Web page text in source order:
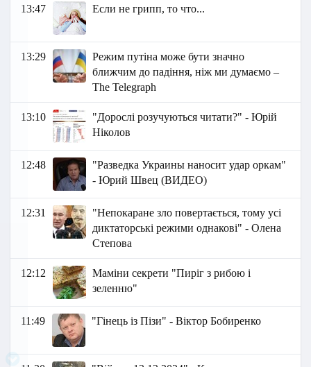
13:47 Если не грипп, то что...
13:29
Режим путіна може бути значно
ближчим до падіння, ніж ми думаємо –
The Telegraph
13:10
"Дорослі розучуються читати?" - Юрій
Ніколов
12:48
"Разведка Украины наносит удар оркам"
- Юрий Швец (ВИДЕО)
12:31
"Непокаране зло повертається, тому усі
диктаторські режими однакові" - Олена
Степова
12:12
Маміни секрети "Пиріг з рибою і
зеленню"
11:49 "Гінець із Пізи" - Віктор Бобиренко